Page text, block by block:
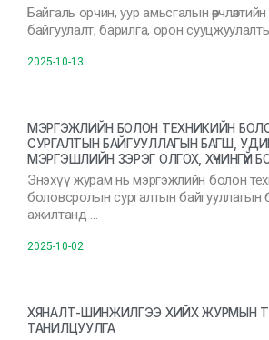
Байгаль орчин, уур амьсгалын
байгуулалт, барилга, орон
2025-10-13
МЭРГЭЖЛИЙН БОЛОН ТЕХНИКИЙН
СУРГАЛТЫН БАЙГУУЛЛАГЫН БАГШ,
МЭРГЭШЛИЙН ЗЭРЭГ ОЛГОХ, ХҮЧИНГҮЙ
Энэхүү журам нь мэргэжлийн болон
боловсролын сургалтын байгууллагын
ажилтанд …
2025-10-02
ХЯНАЛТ-ШИНЖИЛГЭЭ ХИЙХ ЖУРМЫН
ТАНИЛЦУУЛГА